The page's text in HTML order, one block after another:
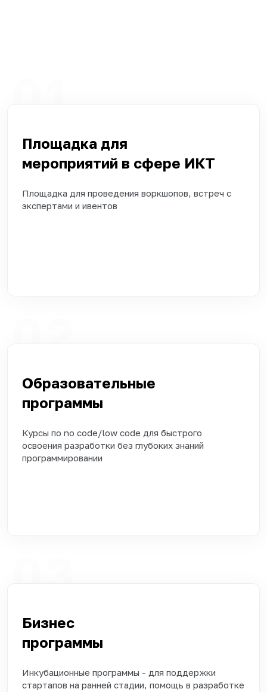
Площадка для
мероприятий в сфере ИКТ
Площадка для проведения воркшопов, встреч с
экспертами и ивентов
Образовательные
программы
Курсы по no code/low code для быстрого
освоения разработки без глубоких знаний
программировании
Бизнес
программы
Инкубационные программы - для поддержки
стартапов на ранней стадии, помощь в разработке